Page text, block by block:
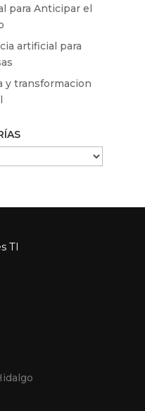
para Anticipar el
artificial para
y transformacion
TI